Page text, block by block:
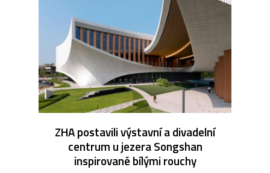
ZHA postavili výstavní a divadelní
centrum u jezera Songshan
inspirované bílými rouchy